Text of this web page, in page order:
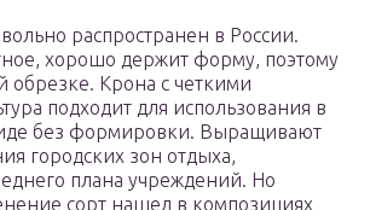
распространен в России.
хорошо держит форму, поэтому
обрезке. Крона с четкими
подходит для использования в
без формировки. Выращивают
городских зон отдыха,
плана учреждений. Но
сорт нашел в композициях